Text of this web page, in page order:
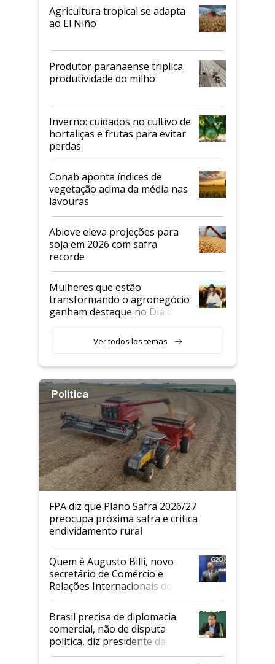
Agricultura tropical se adapta
ao El Niño
Produtor paranaense triplica
produtividade do milho
Inverno: cuidados no cultivo de
hortaliças e frutas para evitar
perdas
Conab aponta índices de
vegetação acima da média nas
lavouras
Abiove eleva projeções para
soja em 2026 com safra
recorde
Mulheres que estão
transformando o agronegócio
ganham destaque no Dia do
Ver todos los temas
Política
FPA diz que Plano Safra 2026/27
preocupa próxima safra e critica
endividamento rural
Quem é Augusto Billi, novo
secretário de Comércio e
Relações Internacionais do
Mapa
Brasil precisa de diplomacia
comercial, não de disputa
política, diz presidente da
Faesp